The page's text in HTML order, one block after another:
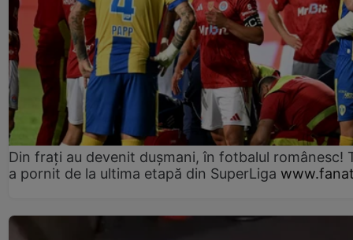
Din frați au devenit dușmani, în fotbalul românesc!
a pornit de la ultima etapă din SuperLiga